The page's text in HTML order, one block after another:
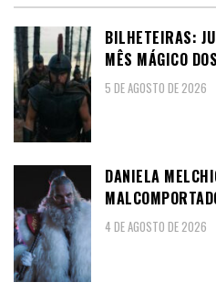
BILHETEIRAS:
MÊS MÁGICO
5 DE AGOSTO DE 2026
DANIELA
4 DE AGOSTO DE 2026